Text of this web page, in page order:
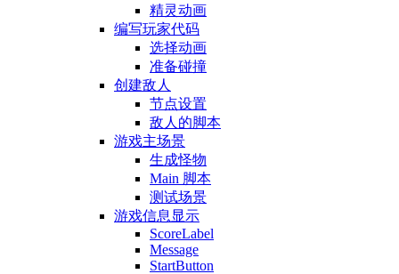
精灵动画
编写玩家代码
选择动画
准备碰撞
创建敌人
节点设置
敌人的脚本
游戏主场景
生成怪物
Main 脚本
测试场景
游戏信息显示
ScoreLabel
Message
StartButton